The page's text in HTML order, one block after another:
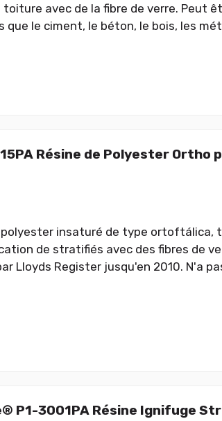
toiture avec de la fibre de verre. Peut
que le ciment, le béton, le bois, les
Résine de Polyester Ortho
polyester insaturé de type ortoftálica,
de stratifiés avec des fibres de
Lloyds Register jusqu'en 2010. N'a
P1-3001PA Résine Ignifuge